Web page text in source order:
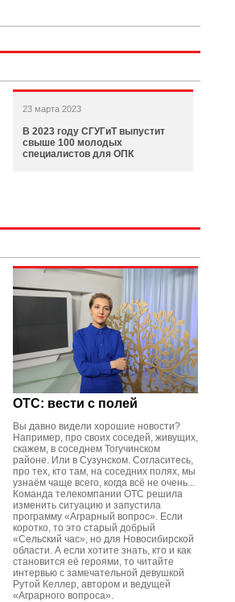
23 марта 2023
В 2023 году СГУГиТ выпустит
свыше 100 молодых
специалистов для ОПК
ОТС: вести с полей
Вы давно видели хорошие новости?
Например, про своих соседей, живущих,
скажем, в соседнем Тогучинском
районе. Или в Сузунском. Согласитесь,
про тех, кто там, на соседних полях, мы
узнаём чаще всего, когда всё не очень...
Команда телекомпании ОТС решила
изменить ситуацию и запустила
программу «Аграрный вопрос». Если
коротко, то это старый добрый
«Сельский час», но для Новосибирской
области. А если хотите знать, кто и как
становится её героями, то читайте
интервью с замечательной девушкой
Рутой Келлер, автором и ведущей
«Аграрного вопроса».